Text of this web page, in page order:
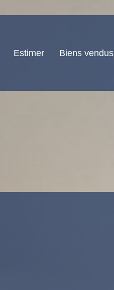
Estimer Biens vendus